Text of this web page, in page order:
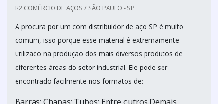
R2 COMÉRCIO DE AÇOS / SÃO PAULO - SP
A procura por um com distribuidor de aço SP é muito
comum, isso porque esse material é extremamente
utilizado na produção dos mais diversos produtos de
diferentes áreas do setor industrial. Ele pode ser
encontrado facilmente nos formatos de:
Barras; Chapas; Tubos; Entre outros.Demais